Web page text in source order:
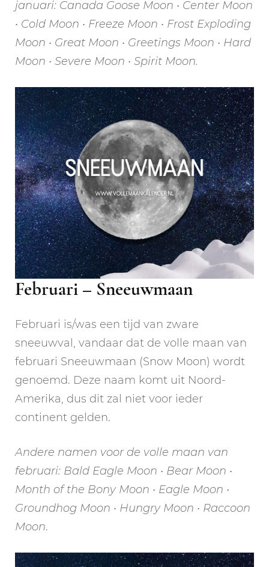
januari: Canada Goose Moon • Center Moon
• Cold Moon • Freeze Moon • Frost Exploding
Moon • Great Moon • Greetings Moon • Hard
Moon • Severe Moon • Spirit Moon.
Februari – Sneeuwmaan
Februari is/was een tijd van zware
sneeuwval, vandaar dat de volle maan van
februari Sneeuwmaan (Snow Moon) wordt
genoemd. Deze naam komt uit Noord-
Amerika, dus dit zal niet voor ieder
continent gelden.
Andere namen voor de volle maan van
februari: Bald Eagle Moon • Bear Moon •
Month of the Bony Moon • Eagle Moon •
Groundhog Moon • Hungry Moon • Raccoon
Moon.